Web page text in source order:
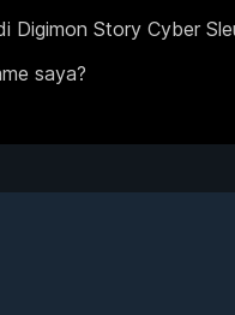
Digimon Story Cyber
saya?